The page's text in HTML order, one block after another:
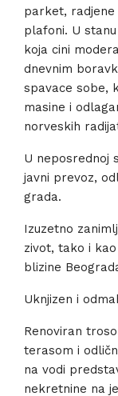
parket,
plafoni. U
koja cini
dnevnim
spavace sobe,
masine i
norveskih
U neposrednoj
javni prevoz,
grada.
Izuzetno
zivot, tako i
blizine
Uknjizen i
Renoviran
terasom i
na vodi
nekretnine na